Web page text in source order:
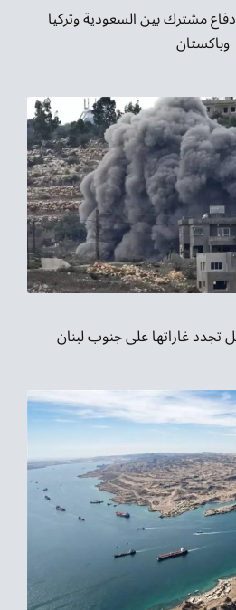
مشترك بين السعودية وتركيا
وباكستان
تجدد غاراتها على جنوب لبنان